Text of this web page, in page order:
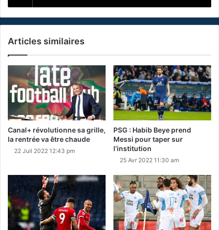
Articles similaires
Canal+ révolutionne sa grille,
la rentrée va être chaude
22 Juil 2022 12:43 pm
PSG : Habib Beye prend
Messi pour taper sur
l’institution
25 Avr 2022 11:30 am